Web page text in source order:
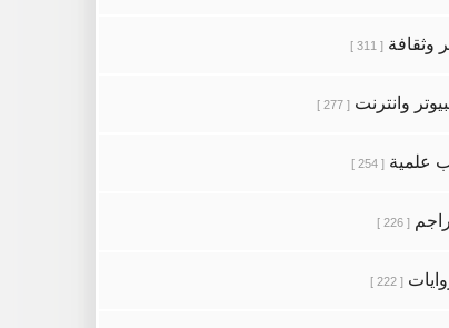
وثقافة [ 311 ]
وانترنت [ 277 ]
علمية [ 254 ]
[ 226 ]
[ 222 ]